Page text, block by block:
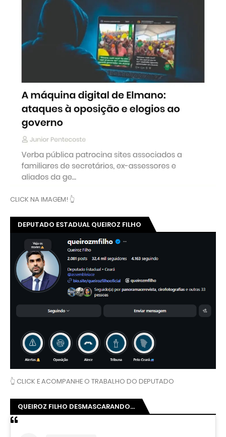
CLICK NA IMAGEM! 👆
DEPUTADO ESTADUAL QUEIROZ FILHO
👆 CLICK E ACOMPANHE O TRABALHO DO DEPUTADO
QUEIROZ FILHO DESMASCARANDO...